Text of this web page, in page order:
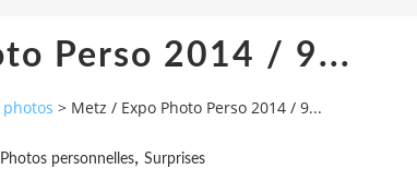
Perso 2014 / 9...
> Metz / Expo Photo Perso 2014 / 9...
Photos personnelles, Surprises